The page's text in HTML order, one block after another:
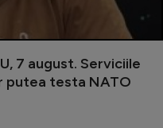
7 august. Serviciile
putea testa NATO